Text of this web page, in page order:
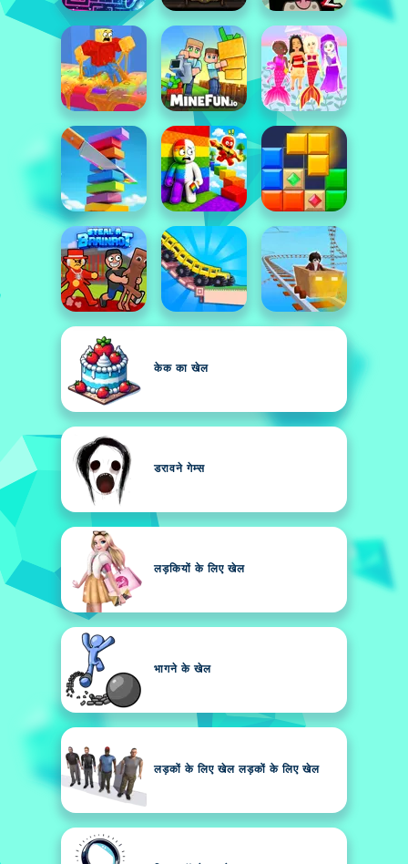
केक का खेल
डरावने गेम्स
लड़कियों के लिए खेल
भागने के खेल
लड़कों के लिए खेल लड़कों के लिए खेल